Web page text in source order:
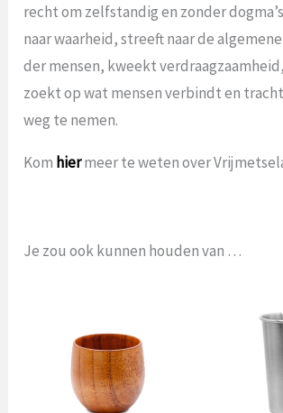
recht om zelfstandig en zonder
naar waarheid, streeft naar de
der mensen, kweekt verdraagzaamheid,
zoekt op wat mensen verbindt en
weg te nemen.
Kom hiermeer te weten over
Je zou ook kunnen houden van …